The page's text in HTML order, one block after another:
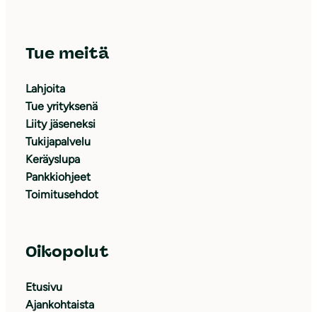
Tue meitä
Lahjoita
Tue yrityksenä
Liity jäseneksi
Tukijapalvelu
Keräyslupa
Pankkiohjeet
Toimitusehdot
Oikopolut
Etusivu
Ajankohtaista